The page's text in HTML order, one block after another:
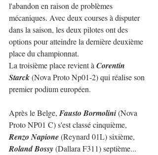
l'abandon en raison de problèmes
mécaniques. Avec deux courses à disputer
dans la saison, les deux pilotes ont des
options pour atteindre la dernière deuxième
place du championnat.
La troisième place revient à Corentin
Starck (Nova Proto Np01-2) qui réalise son
premier podium européen.
Après le Belge, Fausto Bormolini (Nova
Proto NP01 C) s'est classé cinquième,
Renzo Napione (Reynard 01L) sixième,
Roland Bossy (Dallara F311) septième...